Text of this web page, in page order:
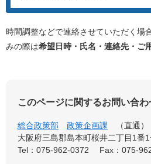
時間調整などで連絡させていただく場
みの際は希望日時・氏名・連絡先・ご
このページに関するお問い合わ
総合政策部 政策企画課
直通
大阪府三島郡島本町桜井二丁目1番1
Tel：075-962-0372
Fax：075-